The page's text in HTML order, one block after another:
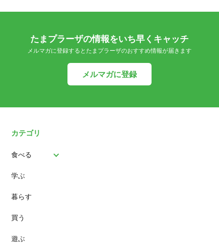
たまプラーザの情報をいち早くキャッチ
メルマガに登録するとたまプラーザのおすすめ情報が届きます
メルマガに登録
カテゴリ
食べる
パン
スイーツ
ランチ
カフェ
学ぶ
暮らす
買う
遊ぶ